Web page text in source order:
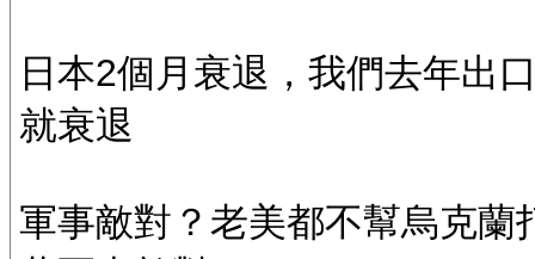
日本2個月衰退，我們去年出
就衰退
軍事敵對？老美都不幫烏克